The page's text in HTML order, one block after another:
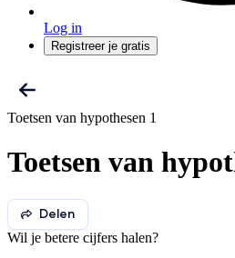
Log in
Registreer je gratis
Toetsen van hypothesen 1
Toetsen van
Delen
Wil je betere cijfers halen?